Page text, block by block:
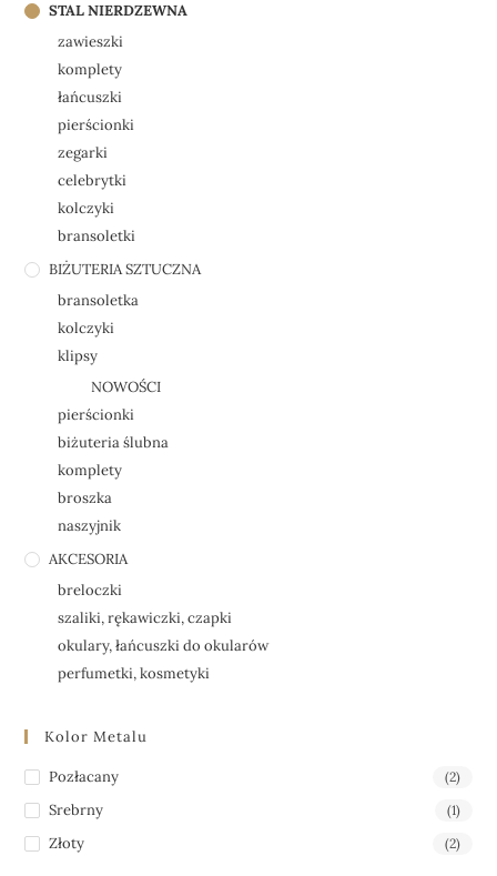
STAL NIERDZEWNA
zawieszki
komplety
łańcuszki
pierścionki
zegarki
celebrytki
kolczyki
bransoletki
BIŻUTERIA SZTUCZNA
bransoletka
kolczyki
klipsy
NOWOŚCI
pierścionki
biżuteria ślubna
komplety
broszka
naszyjnik
AKCESORIA
breloczki
szaliki, rękawiczki, czapki
okulary, łańcuszki do okularów
perfumetki, kosmetyki
Kolor Metalu
Pozłacany (2)
Srebrny (1)
Złoty (2)